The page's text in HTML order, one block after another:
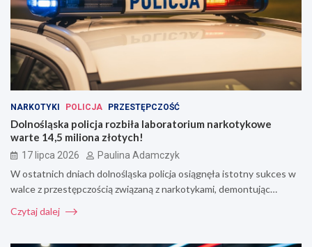
NARKOTYKI POLICJA PRZESTĘPCZOŚĆ
Dolnośląska policja rozbiła laboratorium narkotykowe
warte 14,5 miliona złotych!
17 lipca 2026 Paulina Adamczyk
W ostatnich dniach dolnośląska policja osiągnęła istotny sukces w
walce z przestępczością związaną z narkotykami, demontując…
Czytaj dalej